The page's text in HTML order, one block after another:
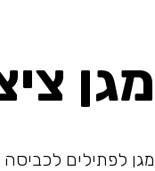
מגן
מגן לפתילים